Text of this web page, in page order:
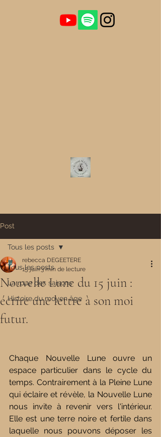
Post
Tous les posts
La roue des saisons
Histoire du moyen âge
Tous les posts
Nouvelle Lune du 15 juin :
écrire une lettre à son moi
futur.
rebecca DEGEETERE
15 juin3 min de lecture
Chaque Nouvelle Lune ouvre un
espace particulier dans le cycle du
temps. Contrairement à la Pleine Lune
qui éclaire et révèle, la Nouvelle Lune
nous invite à revenir vers l'intérieur.
Elle est une terre noire et fertile dans
laquelle nous pouvons déposer les